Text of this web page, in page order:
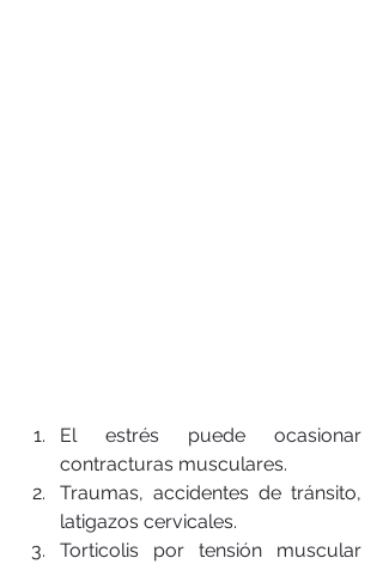
El estrés puede ocasionar
contracturas musculares.
Traumas, accidentes de tránsito,
latigazos cervicales.
Torticolis por tensión muscular